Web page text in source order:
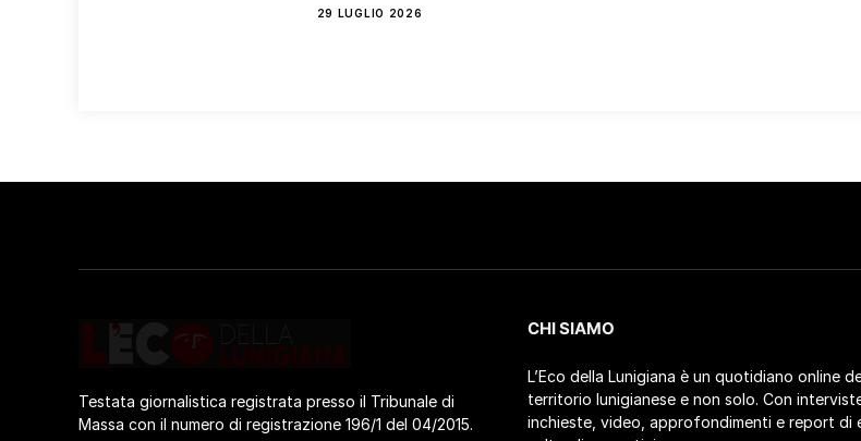
29 LUGLIO 2026
Testata giornalistica registrata presso il Tribunale di
Massa con il numero di registrazione 196/1 del 04/2015.
CHI SIAMO
L’Eco della Lunigiana è un quotidiano online
territorio lunigianese e non solo. Con
inchieste, video, approfondimenti e report di